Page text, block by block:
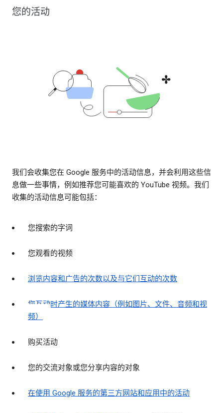
您的活动
我们会收集您在 Google 服务中的活动信息，并会利用这些信
息做一些事情，例如推荐您可能喜欢的 YouTube 视频。我们
收集的活动信息可能包括：
您搜索的字词
您观看的视频
浏览内容和广告的次数以及与它们互动的次数
您互动时产生的媒体内容（例如图片、文件、音频和视
频）
购买活动
您的交流对象或您分享内容的对象
在使用 Google 服务的第三方网站和应用中的活动